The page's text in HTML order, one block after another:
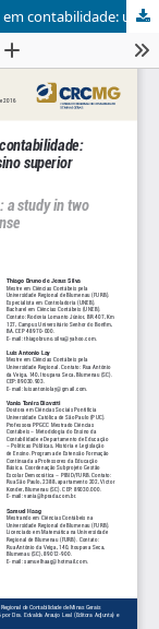
Estratégias de aprendizagem autorregulada em contabilidade: um estudo em duas instituições privadas do ensino superior catarinense